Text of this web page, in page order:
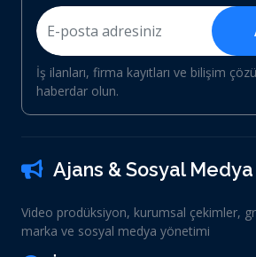
İş ilanları, firma kayıtları ve bilişim
haberdar olun.
Ajans & Sosyal Medya
Video prodüksiyon, kurumsal çekimler,
marka ve sosyal medya yönetimi